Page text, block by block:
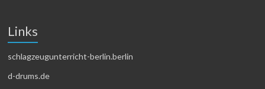
Links
schlagzeugunterricht-berlin.berlin
d-drums.de